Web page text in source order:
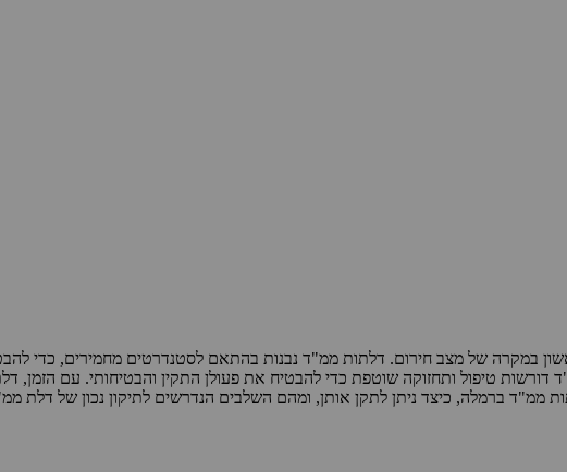
במקרה של מצב חירום. דלתות ממ"ד נבנות בהתאם לסטנדרטים מחמירים, כדי
טיפול ותחזוקה שוטפת כדי להבטיח את פעולן התקין והבטיחותי. עם הזמן,
ממ"ד ברמלה, כיצד ניתן לתקן אותן, ומהם השלבים הנדרשים לתיקון נכון של דלת